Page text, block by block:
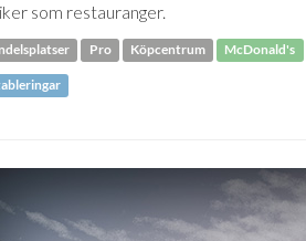
som restauranger.
Pro Köpcentrum McDonald's